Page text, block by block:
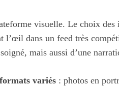
visuelle. Le choix
l’œil dans un feed très
mais aussi d’une
variés : photos en